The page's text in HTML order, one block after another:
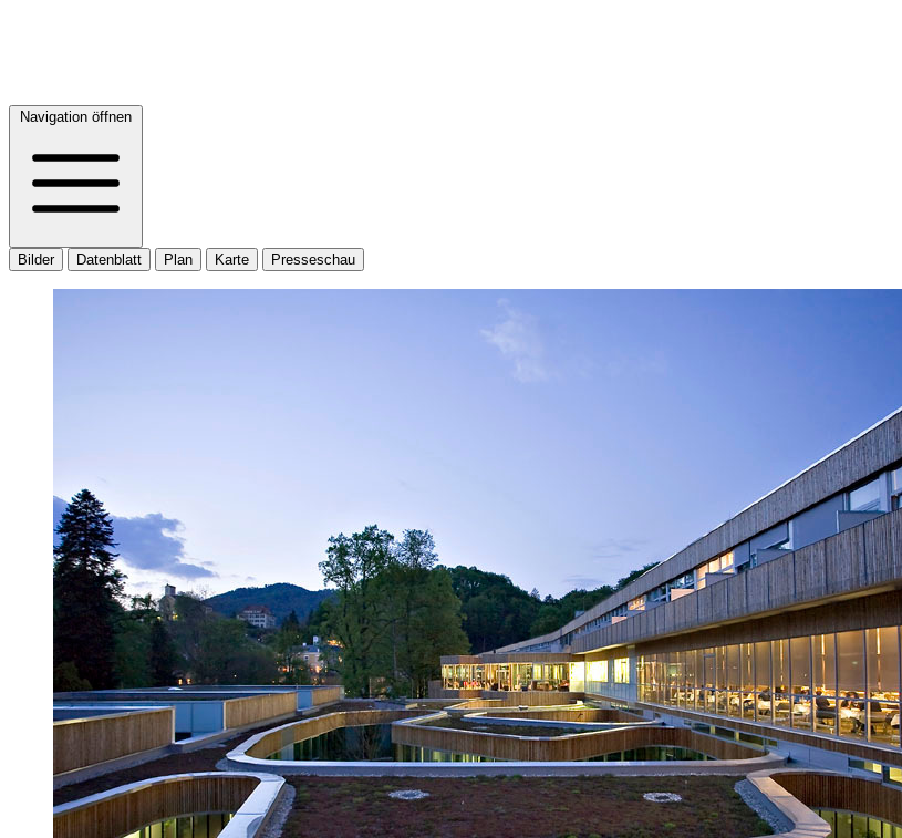
Navigation öffnen
Bilder Datenblatt Plan Karte Presseschau